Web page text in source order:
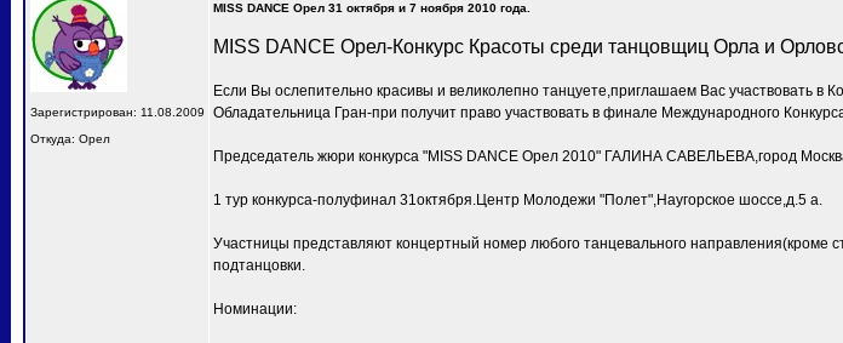
Зарегистрирован: 11.08.2009
Откуда: Орел
MISS DANCE Орел 31 октября и 7 ноября 2010 года.
MISS DANCE Орел-Конкурс Красоты среди танцовщиц Орла и
Если Вы ослепительно красивы и великолепно танцуете,приглашаем Вас участвовать в
Обладательница Гран-при получит право участвовать в финале Международного
Председатель жюри конкурса "MISS DANCE Орел 2010" ГАЛИНА САВЕЛЬЕВА,город
1 тур конкурса-полуфинал 31октября.Центр Молодежи "Полет",Наугорское шоссе,д.5 а.
Участницы представляют концертный номер любого танцевального направления(кроме
подтанцовки.
Номинации: